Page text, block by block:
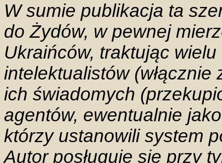
W sumie publikacja ta
do Żydów, w pewnej
Ukraińców, traktując
intelektualistów
ich świadomych
agentów, ewentualnie
którzy ustanowili system
Autor posługuje się przy